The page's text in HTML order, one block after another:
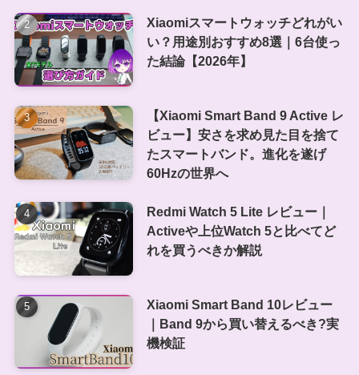
Xiaomiスマートウォッチどれがい
い？用途別おすすめ8選｜6台使っ
た結論【2026年】
【Xiaomi Smart Band 9 Active レ
ビュー】安さを求め見た目を捨て
たスマートバンド。進化を遂げ
60Hzの世界へ
Redmi Watch 5 Lite レビュー｜
Activeや上位Watch 5と比べてど
れを買うべきか解説
Xiaomi Smart Band 10レビュー
｜Band 9から買い替えるべき?実
機検証